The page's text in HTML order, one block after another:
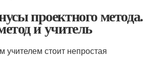
проектного метода.
и учитель
стоит непростая